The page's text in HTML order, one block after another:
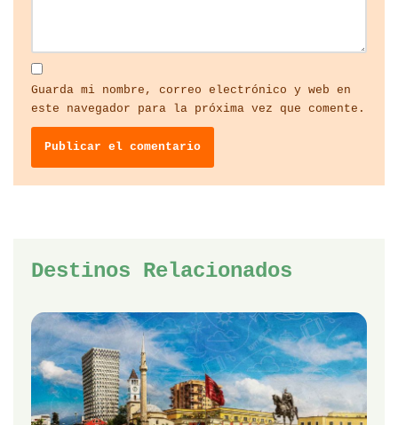
Guarda mi nombre, correo electrónico y web en
este navegador para la próxima vez que comente.
Destinos Relacionados